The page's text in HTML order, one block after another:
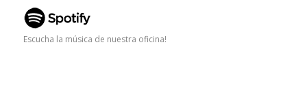
Escucha la música de nuestra oficina!